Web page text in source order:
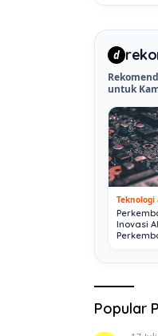
d
untuk
Teknologi
Inovasi
Popular